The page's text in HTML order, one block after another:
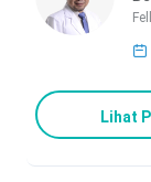
Lihat